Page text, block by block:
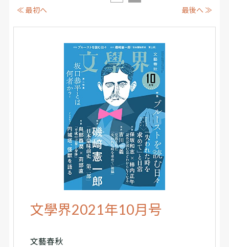
≪ 最初へ 最後へ ≫
文學界2021年10月号
文藝春秋